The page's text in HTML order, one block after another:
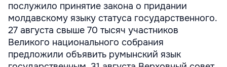
послужило принятие закона о придании
молдавскому языку статуса государственного.
27 августа свыше 70 тысяч участников
Великого национального собрания
предложили объявить румынский язык